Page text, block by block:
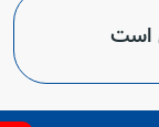
است